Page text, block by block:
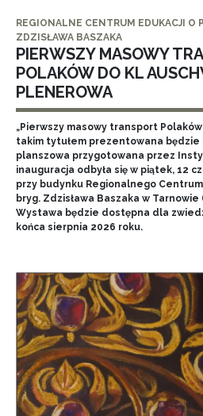
REGIONALNE CENTRUM EDUKACJI O
ZDZISŁAWA BASZAKA
PIERWSZY MASOWY
POLAKÓW DO KL
PLENEROWA
„Pierwszy masowy transport
takim tytułem prezentowana
planszowa przygotowana przez
inauguracja odbyła się w piątek, 12
przy budynku Regionalnego
bryg. Zdzisława Baszaka w Tarnowie
Wystawa będzie dostępna dla
końca sierpnia 2026 roku.